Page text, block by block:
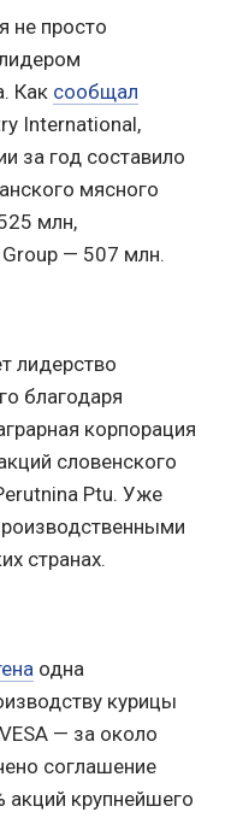
не просто
Как сообщал
International,
за год составило
мясного
млн,
— 507 млн.
лидерство
благодаря
корпорация
словенского
Ptu. Уже
странах.
одна
курицы
— за около
соглашение
акций крупнейшего